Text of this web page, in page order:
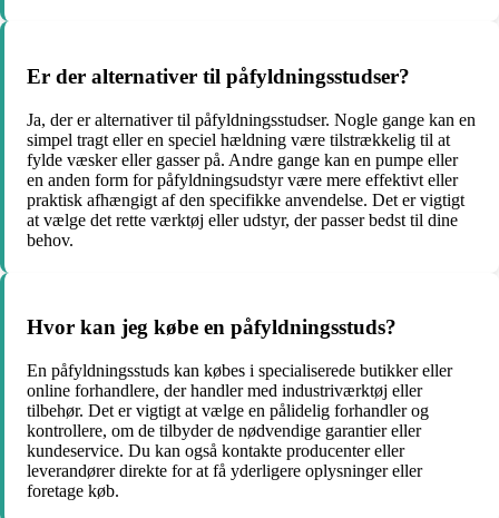
Er der alternativer til påfyldningsstudser?
Ja, der er alternativer til påfyldningsstudser. Nogle gange kan en
simpel tragt eller en speciel hældning være tilstrækkelig til at
fylde væsker eller gasser på. Andre gange kan en pumpe eller
en anden form for påfyldningsudstyr være mere effektivt eller
praktisk afhængigt af den specifikke anvendelse. Det er vigtigt
at vælge det rette værktøj eller udstyr, der passer bedst til dine
behov.
Hvor kan jeg købe en påfyldningsstuds?
En påfyldningsstuds kan købes i specialiserede butikker eller
online forhandlere, der handler med industriværktøj eller
tilbehør. Det er vigtigt at vælge en pålidelig forhandler og
kontrollere, om de tilbyder de nødvendige garantier eller
kundeservice. Du kan også kontakte producenter eller
leverandører direkte for at få yderligere oplysninger eller
foretage køb.